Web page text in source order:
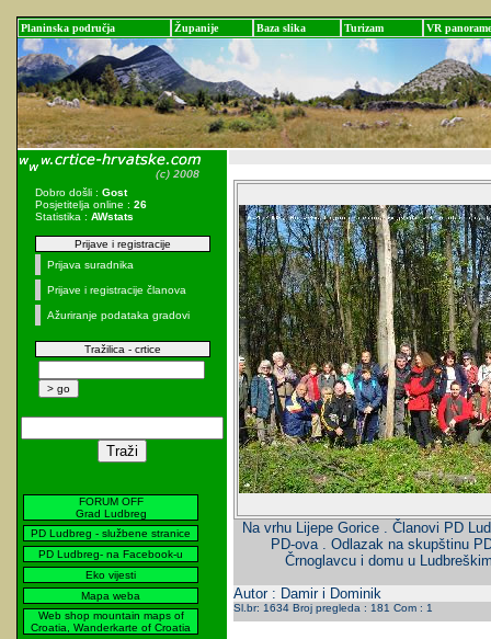
Planinska područja Županije Baza slika Turizam VR panorame
Dobro došli : Gost
Posjetitelja online : 26
Statistika : AWstats
Prijave i registracije
Prijava suradnika
Prijave i registracije članova
Ažuriranje podataka gradovi
Tražilica - crtice
FORUM OFF
Grad Ludbreg
PD Ludbreg - službene stranice
PD Ludbreg- na Facebook-u
Eko vijesti
Mapa weba
Web shop mountain maps of
Croatia, Wanderkarte of Croatia
Na vrhu Lijepe Gorice . Članovi PD
PD-ova . Odlazak na skupštinu
Črnoglavcu i domu u
Autor : Damir i Dominik
Sl.br: 1634 Broj pregleda : 181 Com : 1